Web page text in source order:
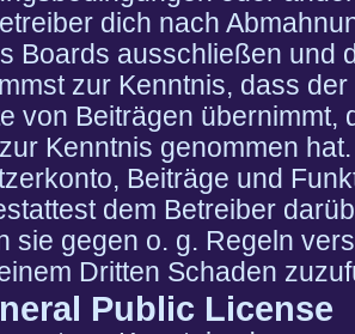
dich nach
Boards ausschließen und
zur Kenntnis, dass
von Beiträgen übernimmt,
Kenntnis genommen
Beiträge und
dem Betreiber
sie gegen o. g. Regeln
Dritten Schaden
Public License